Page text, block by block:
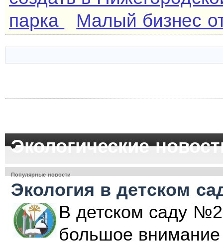
парка
Малый бизнес
Экологические
Популярные новости
Экология в детском
В детском саду
большое внимание